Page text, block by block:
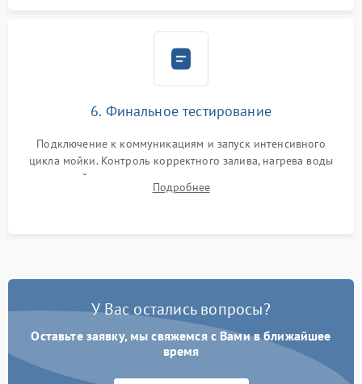
6. Финальное тестирование
Подключение к коммуникациям и запуск интенсивного
цикла мойки. Контроль корректного залива, нагрева воды
до нужной температуры, отсутствия посторонних шумов,
штатного слива и абсолютной сухости в поддоне.
Подробнее
У Вас остались вопросы?
Оставьте заявку, мы свяжемся с Вами в ближайшее
время